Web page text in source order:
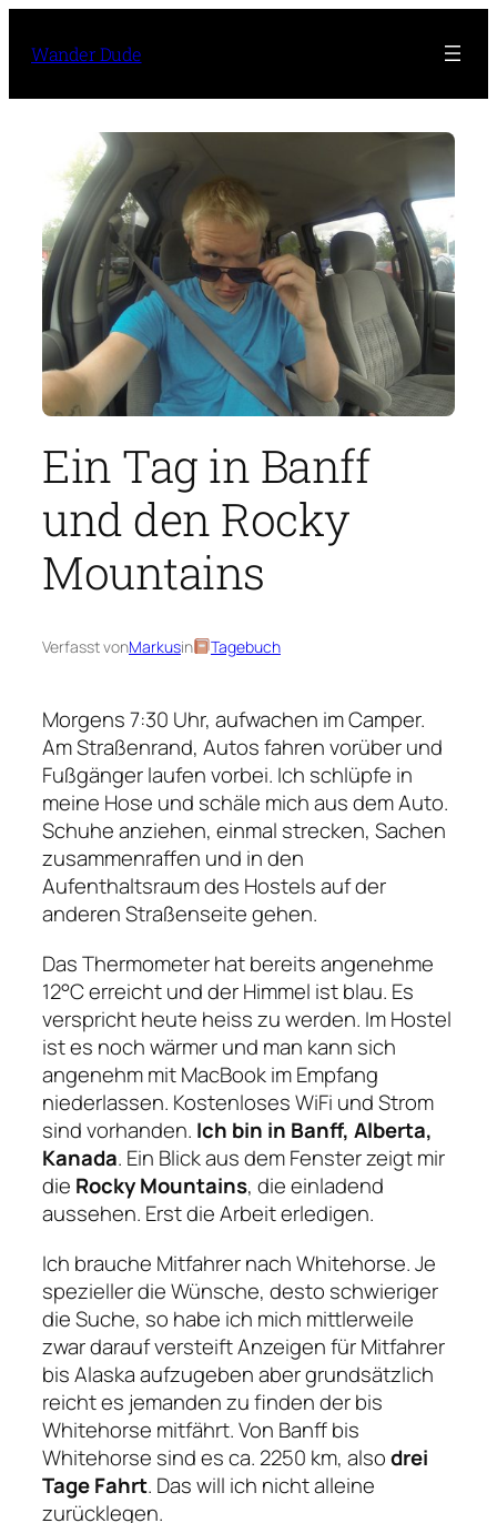
Inhalt
Wander Dude
Ein Tag in Banff
und den Rocky
Mountains
Verfasst vonMarkusin Tagebuch
Morgens 7:30 Uhr, aufwachen im Camper.
Am Straßenrand, Autos fahren vorüber und
Fußgänger laufen vorbei. Ich schlüpfe in
meine Hose und schäle mich aus dem Auto.
Schuhe anziehen, einmal strecken, Sachen
zusammenraffen und in den
Aufenthaltsraum des Hostels auf der
anderen Straßenseite gehen.
Das Thermometer hat bereits angenehme
12°C erreicht und der Himmel ist blau. Es
verspricht heute heiss zu werden. Im Hostel
ist es noch wärmer und man kann sich
angenehm mit MacBook im Empfang
niederlassen. Kostenloses WiFi und Strom
sind vorhanden. Ich bin in Banff, Alberta,
Kanada. Ein Blick aus dem Fenster zeigt mir
die Rocky Mountains, die einladend
aussehen. Erst die Arbeit erledigen.
Ich brauche Mitfahrer nach Whitehorse. Je
spezieller die Wünsche, desto schwieriger
die Suche, so habe ich mich mittlerweile
zwar darauf versteift Anzeigen für Mitfahrer
bis Alaska aufzugeben aber grundsätzlich
reicht es jemanden zu finden der bis
Whitehorse mitfährt. Von Banff bis
Whitehorse sind es ca. 2250 km, alsodrei
Tage Fahrt. Das will ich nicht alleine
zurücklegen.